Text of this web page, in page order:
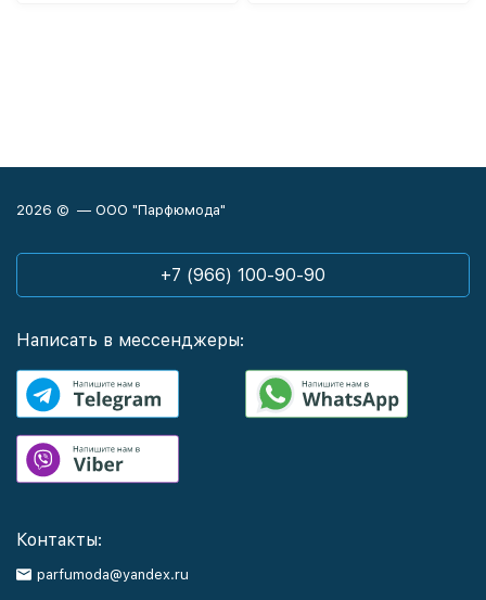
2026 © — ООО "Парфюмода"
+7 (966) 100-90-90
Написать в мессенджеры:
Контакты:
parfumoda@yandex.ru